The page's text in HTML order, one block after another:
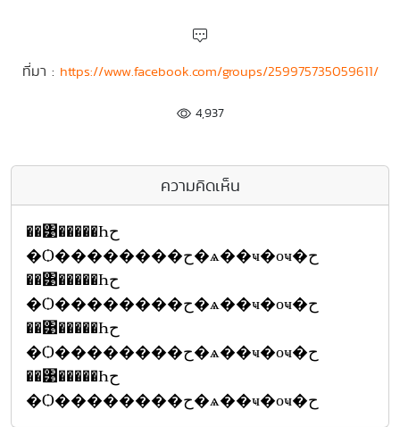
ที่มา : https://www.facebook.com/groups/259975735059611/
4,937
ความคิดเห็น
��͹�����Һح
��͹�����Һح
��͹�����Һح
��͹�����Һح